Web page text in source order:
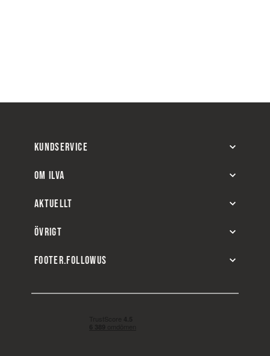
KUNDSERVICE
OM ILVA
AKTUELLT
ÖVRIGT
FOOTER.FOLLOWUS